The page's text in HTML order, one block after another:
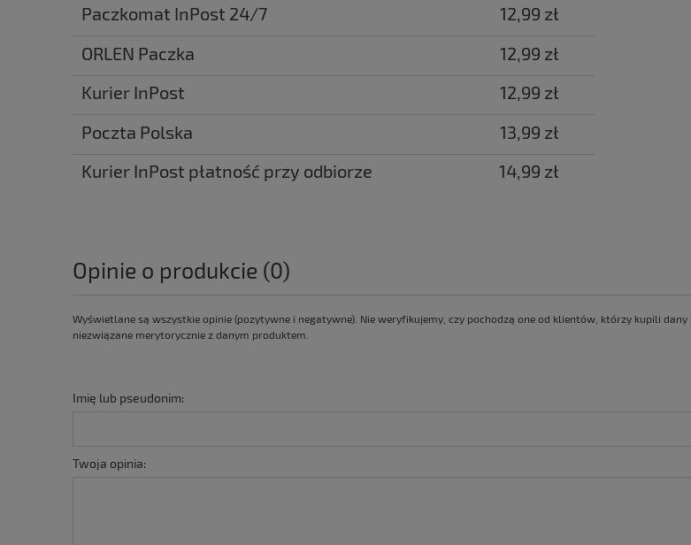
Paczkomat InPost 24/7
12,99 zł
ORLEN Paczka
12,99 zł
Kurier InPost
12,99 zł
Poczta Polska
13,99 zł
Kurier InPost płatność przy odbiorze
14,99 zł
Opinie o produkcie (0)
Wyświetlane są wszystkie opinie (pozytywne i negatywne). Nie weryfikujemy, czy pochodzą one od klientów, którzy kupili
niezwiązane merytorycznie z danym produktem.
Imię lub pseudonim:
Twoja opinia: